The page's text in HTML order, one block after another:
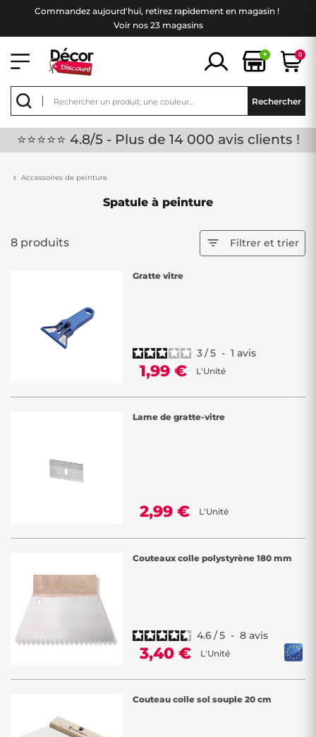
Commandez aujourd'hui, retirez rapidement en magasin !
Voir nos 23 magasins
+ 0
Rechercher
⭐⭐⭐⭐⭐ 4.8/5 - Plus de 14 000 avis clients !
Accessoires de peinture
Spatule à peinture
8 produits  Filtrer et trier
Gratte vitre
3/5 - 1 avis
1,99 € L'Unité
Lame de gratte-vitre
2,99 € L'Unité
Couteaux colle polystyrène 180 mm
4.6/5 - 8 avis
3,40 € L'Unité
Couteau colle sol souple 20 cm